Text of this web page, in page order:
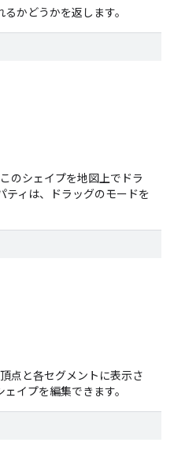
かどうかを返します。
のシェイプを地図上でドラ
ティは、ドラッグのモードを
点と各セグメントに表示さ
イプを編集できます。